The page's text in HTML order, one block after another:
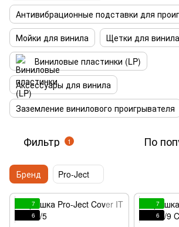
Мойки для винила
Щетки для винила
Виниловые пластинки (LP)
Аксессуары для винила
Заземление винилового проигрывателя
Фильтр 1 По
Бренд Pro-Ject
7
6
7
6